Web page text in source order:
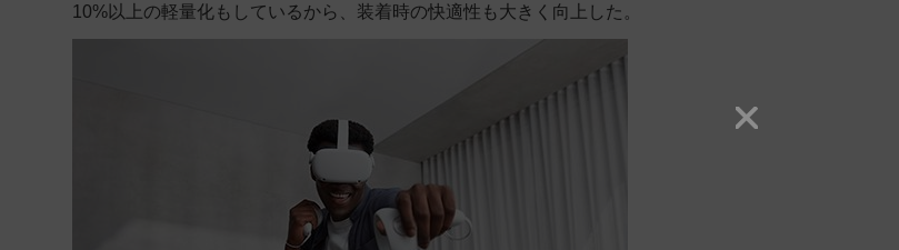
10%以上の軽量化もしているから、装着時の快適性も大きく向上した。